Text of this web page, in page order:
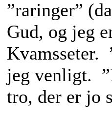
”raringer”
Gud, og jeg
Kvamsseter.
jeg venligt.
tro, der er jo